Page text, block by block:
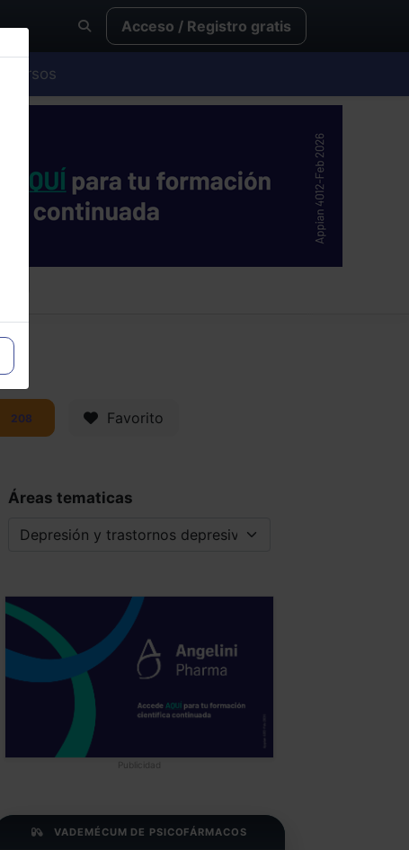
Acceso / Registro gratis
Cursos
208 Favorito
Áreas tematicas
Publicidad
VADEMÉCUM DE PSICOFÁRMACOS